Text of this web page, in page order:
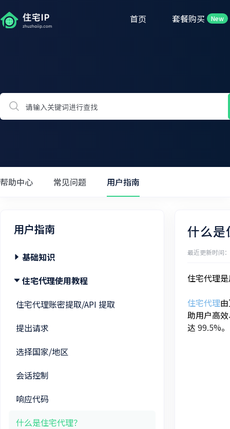
首页 套餐购买 New
帮助中心 常见问题 用户指南
用户指南
基础知识
注册登录/找回密码/修改密码 教程
购买住宅代理教程
购买静态住宅代理教程
购买不限流量住宅代理教程
认证账号添加教程
添加白名单教程
住宅代理使用教程
住宅代理账密提取/API 提取
提出请求
选择国家/地区
会话控制
响应代码
什么是住宅代理？
什么是
最近更新时间
住宅代理
住宅代理
助用户高
达 99.5%。